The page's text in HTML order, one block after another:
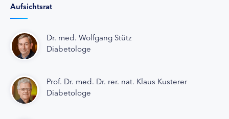
Aufsichtsrat
Dr. med. Wolfgang Stütz
Diabetologe
Prof. Dr. med. Dr. rer. nat. Klaus Kusterer
Diabetologe